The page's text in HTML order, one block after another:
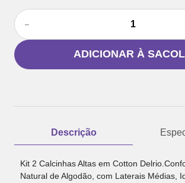
－
ADICIONAR À
Descrição
Kit 2 Calcinhas Altas em Cotton
Natural de Algodão, com Laterais Médias,